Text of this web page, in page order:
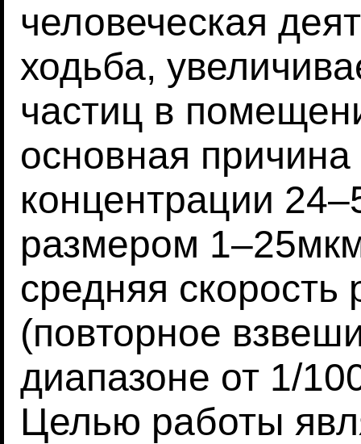
человеческая
ходьба,
частиц в
основная
концентрации
размером
средняя скорость
(повторное
диапазоне от 1/
Целью работы